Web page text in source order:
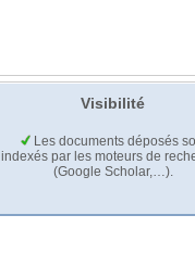
Visibilité
Les documents déposés
indexés par les moteurs de
(Google Scholar,…).